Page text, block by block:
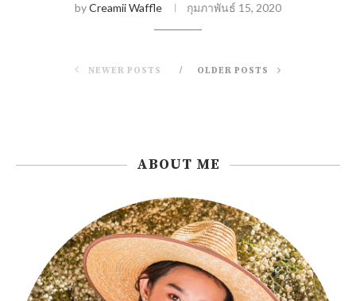
byCreamii Waffle กุมภาพันธ์ 15, 2020
NEWER POSTS OLDER POSTS
ABOUT ME